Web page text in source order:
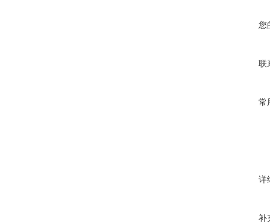
您
联
常
详
补